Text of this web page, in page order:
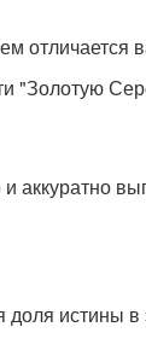
отличается
"Золотую
аккуратно
истины в